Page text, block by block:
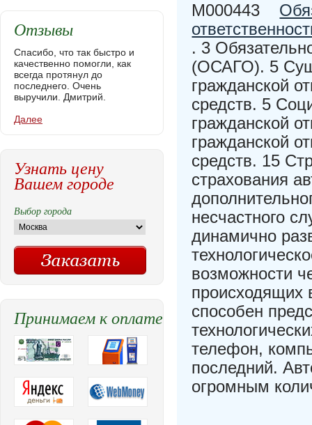
M000443
. 3
(ОСАГО). 5
гражданской
средств. 5
гражданской
гражданской
средств. 15
страхования
несчастного
динамично
возможности
происходящих
способен
телефон,
последний.
огромным
Отзывы
Спасибо, что так быстро и
качественно помогли, как
всегда протянул до
последнего. Очень
выручили. Дмитрий.
Далее
Узнать цену
Вашем городе
Выбор города
Принимаем к оплате